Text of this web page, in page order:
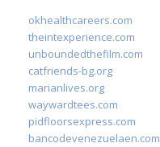
okhealthcareers.com
theintexperience.com
unboundedthefilm.com
catfriends-bg.org
marianlives.org
waywardtees.com
pidfloorsexpress.com
bancodevenezuelaen.com